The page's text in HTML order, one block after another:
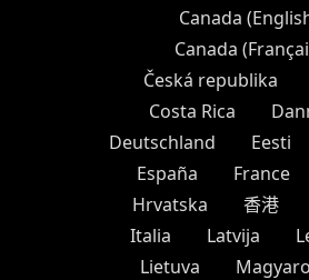
Canada
Canada
Česká republika
Costa Rica
Deutschland
Eesti
España
France
Hrvatska
香港
Italia
Latvija
Lietuva